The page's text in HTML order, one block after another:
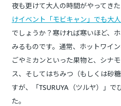
夜も更けて大人の時間がやってきた
けイベント「モビキャン」でも大
でしょうか？寒ければ寒いほど、
みるものです。通常、ホットワイ
ごやミカンといった果物と、シナ
ス、そしてはちみつ（もしくは砂
すが、「TSURUYA（ツルヤ）」
た。